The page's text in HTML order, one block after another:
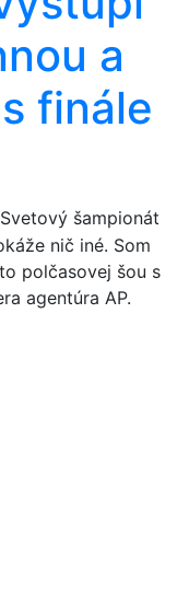
a
finále
Svetový šampionát
nič iné. Som
polčasovej šou s
agentúra AP.